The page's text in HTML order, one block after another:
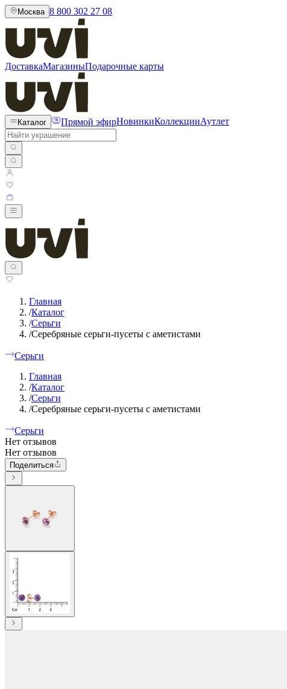
Москва 8 800 302 27 08
ДоставкаМагазиныПодарочные карты
Каталог Прямой эфирНовинкиКоллекцииАутлет
Главная
/Каталог
/Серьги
/Серебряные серьги-пусеты с аметистами
Серьги
Главная
/Каталог
/Серьги
/Серебряные серьги-пусеты с аметистами
Серьги
Нет отзывов
Нет отзывов
Поделиться